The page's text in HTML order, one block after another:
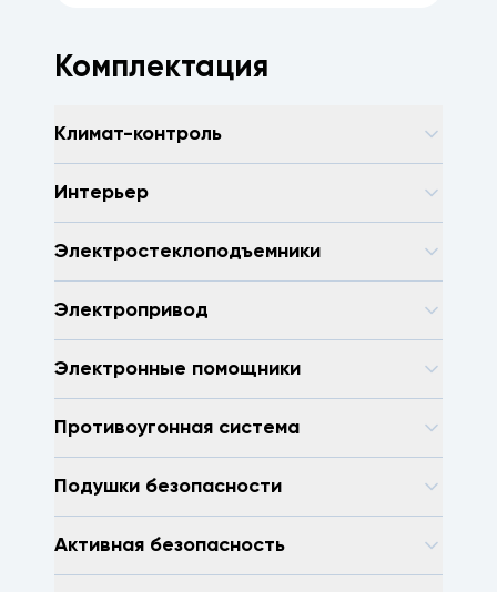
Комплектация
Климат-контроль
Интерьер
Электростеклоподъемники
Электропривод
Электронные помощники
Противоугонная система
Подушки безопасности
Активная безопасность